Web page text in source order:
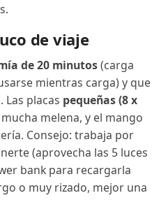
de viaje
de 20 minutos(carga
mientras carga) y que
Las placas pequeñas (8 x
melena, y el mango
Consejo: trabaja por
(aprovecha las 5 luces
bank para recargarla
o muy rizado, mejor una